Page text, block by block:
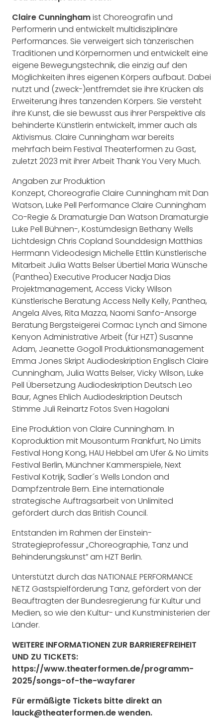
Claire Cunninghamist Choreografin und
Performerin und entwickelt multidisziplinäre
Performances. Sie verweigert sich tänzerischen
Traditionen und Körpernormen und entwickelt eine
eigene Bewegungstechnik, die einzig auf den
Möglichkeiten ihres eigenen Körpers aufbaut. Dabei
nutzt und (zweck-)entfremdet sie ihre Krücken als
Erweiterung ihres tanzenden Körpers. Sie versteht
ihre Kunst, die sie bewusst aus ihrer Perspektive als
behinderte Künstlerin entwickelt, immer auch als
Aktivismus. Claire Cunningham war bereits
mehrfach beim Festival Theaterformen zu Gast,
zuletzt 2023 mit ihrer Arbeit Thank You Very Much.
Angaben zur Produktion
Konzept, Choreografie Claire Cunningham mit Dan
Watson, Luke Pell Performance Claire Cunningham
Co-Regie & Dramaturgie Dan Watson Dramaturgie
Luke Pell Bühnen-, Kostümdesign Bethany Wells
Lichtdesign Chris Copland Sounddesign Matthias
Herrmann Videodesign Michelle Ettlin Künstlerische
Mitarbeit Julia Watts Belser Übertiel Maria Wünsche
(Panthea) Executive Producer Nadja Dias
Projektmanagement, Access Vicky Wilson
Künstlerische Beratung Access Nelly Kelly, Panthea,
Angela Alves, Rita Mazza, Naomi Sanfo-Ansorge
Beratung Bergsteigerei Cormac Lynch and Simone
Kenyon Administrative Arbeit (für HZT) Susanne
Adam, Jeanette Gogoll Produktionsmanagement
Emma Jones Skript Audiodeskription Englisch Claire
Cunningham, Julia Watts Belser, Vicky Wilson, Luke
Pell Übersetzung Audiodeskription Deutsch Leo
Baur, Agnes Ehlich Audiodeskription Deutsch
Stimme Juli Reinartz Fotos Sven Hagolani
Eine Produktion von Claire Cunningham. In
Koproduktion mit Mousonturm Frankfurt, No Limits
Festival Hong Kong, HAU Hebbel am Ufer & No Limits
Festival Berlin, Münchner Kammerspiele, Next
Festival Kotrijk, Sadler´s Wells London and
Dampfzentrale Bern. Eine internationale
strategische Auftragsarbeit von Unlimited
gefördert durch das British Council.
Entstanden im Rahmen der Einstein-
Strategieprofessur „Choreographie, Tanz und
Behinderungskunst” am HZT Berlin.
Unterstützt durch das NATIONALE PERFORMANCE
NETZ Gastspielförderung Tanz, gefördert von der
Beauftragten der Bundesregierung für Kultur und
Medien, so wie den Kultur- und Kunstministerien der
Länder.
WEITERE INFORMATIONEN ZUR BARRIEREFREIHEIT
UND ZU TICKETS:
https://www.theaterformen.de/programm-
2025/songs-of-the-wayfarer
Für ermäßigte Tickets bitte direkt an
lauck@theaterformen.de wenden.